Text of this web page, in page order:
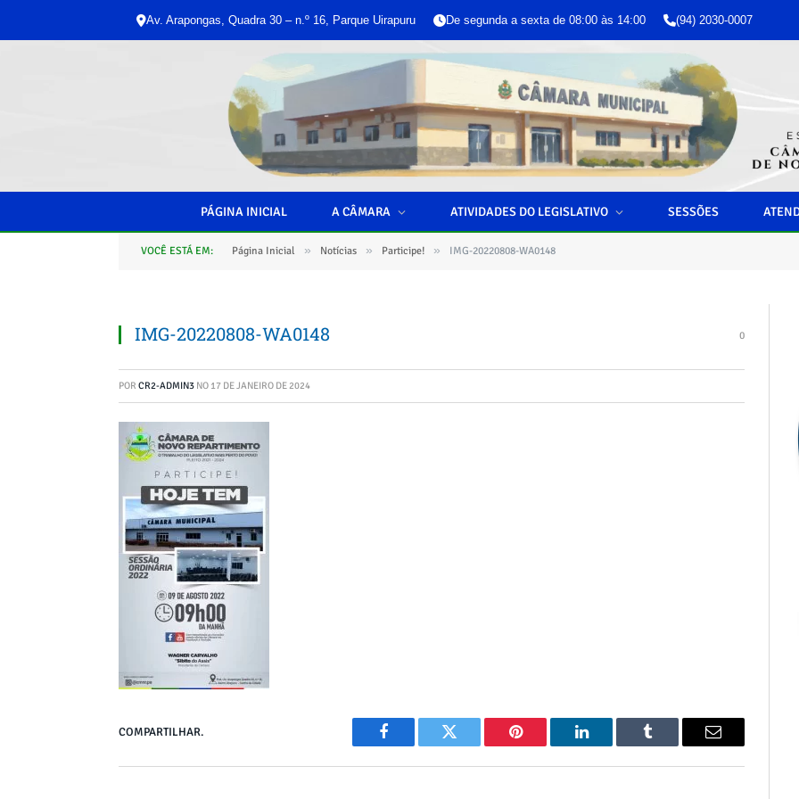
Av. Arapongas, Quadra 30 – n.º 16, Parque Uirapuru De segunda a sexta de 08:00 às 14:00 (94) 2030-0007
PÁGINA INICIAL A CÂMARA ATIVIDADES DO LEGISLATIVO SESSÕES
VOCÊ ESTÁ EM: Página Inicial » Notícias » Participe! » IMG-20220808-WA0148
IMG-20220808-WA0148 0
POR CR2-ADMIN3 NO 17 DE JANEIRO DE 2024
COMPARTILHAR.
Facebook Twitter Pinterest
O
Tumblr
E-